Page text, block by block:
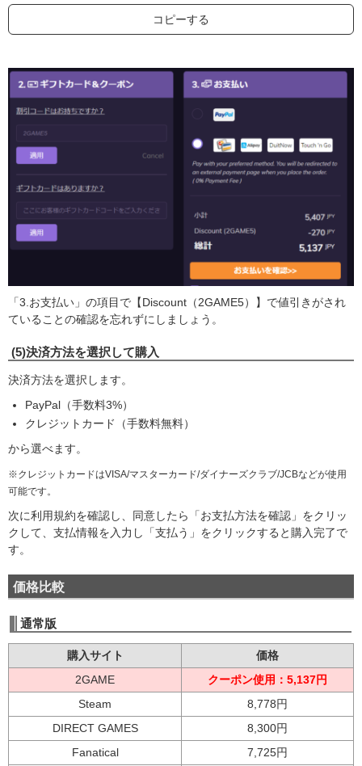
コピーする
「3.お支払い」の項目で【Discount（2GAME5）】で値引きがされ
ていることの確認を忘れずにしましょう。
(5)決済方法を選択して購入
決済方法を選択します。
PayPal（手数料3%）
クレジットカード（手数料無料）
から選べます。
※クレジットカードはVISA/マスターカード/ダイナーズクラブ/JCBなどが使用
可能です。
次に利用規約を確認し、同意したら「お支払方法を確認」をクリッ
クして、支払情報を入力し「支払う」をクリックすると購入完了で
す。
価格比較
通常版
購入サイト
価格
2GAME
クーポン使用：5,137円
Steam
8,778円
DIRECT GAMES
8,300円
Fanatical
7,725円